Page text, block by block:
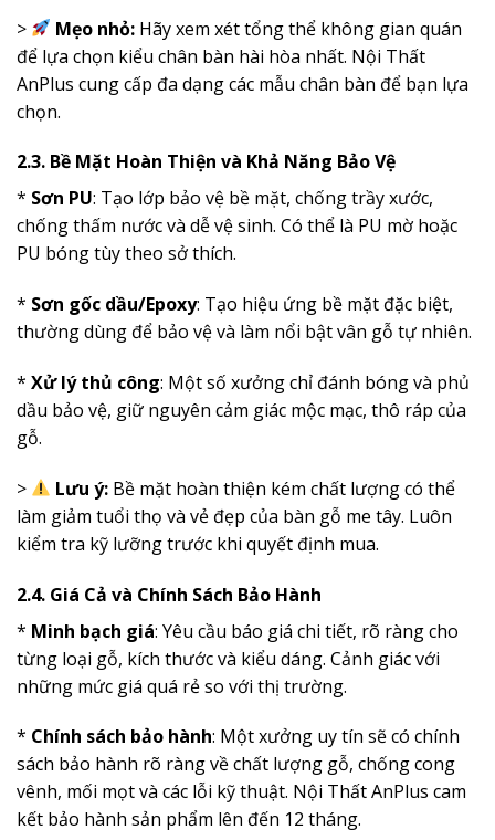
> Mẹo nhỏ: Hãy xem xét tổng thể không gian quán
để lựa chọn kiểu chân bàn hài hòa nhất. Nội Thất
AnPlus cung cấp đa dạng các mẫu chân bàn để bạn lựa
chọn.
2.3. Bề Mặt Hoàn Thiện và Khả Năng Bảo Vệ
* Sơn PU: Tạo lớp bảo vệ bề mặt, chống trầy xước,
chống thấm nước và dễ vệ sinh. Có thể là PU mờ hoặc
PU bóng tùy theo sở thích.
* Sơn gốc dầu/Epoxy: Tạo hiệu ứng bề mặt đặc biệt,
thường dùng để bảo vệ và làm nổi bật vân gỗ tự nhiên.
* Xử lý thủ công: Một số xưởng chỉ đánh bóng và phủ
dầu bảo vệ, giữ nguyên cảm giác mộc mạc, thô ráp của
gỗ.
> Lưu ý: Bề mặt hoàn thiện kém chất lượng có thể
làm giảm tuổi thọ và vẻ đẹp của bàn gỗ me tây. Luôn
kiểm tra kỹ lưỡng trước khi quyết định mua.
2.4. Giá Cả và Chính Sách Bảo Hành
* Minh bạch giá: Yêu cầu báo giá chi tiết, rõ ràng cho
từng loại gỗ, kích thước và kiểu dáng. Cảnh giác với
những mức giá quá rẻ so với thị trường.
* Chính sách bảo hành: Một xưởng uy tín sẽ có chính
sách bảo hành rõ ràng về chất lượng gỗ, chống cong
vênh, mối mọt và các lỗi kỹ thuật. Nội Thất AnPlus cam
kết bảo hành sản phẩm lên đến 12 tháng.